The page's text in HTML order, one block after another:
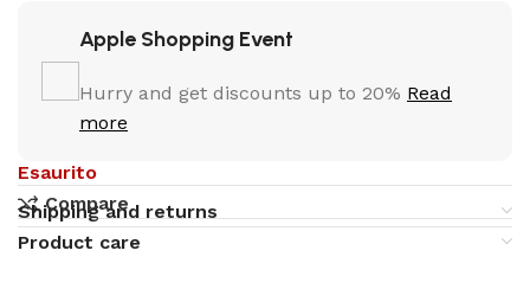
Apple Shopping Event
Hurry and get discounts up to 20% Read
more
Esaurito
Compare
Shipping and returns
Product care